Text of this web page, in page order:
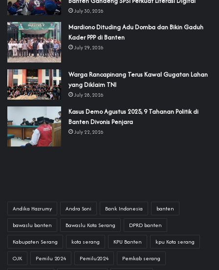
July 30, 2026
‎Mardiono Dituding Adu Domba dan Bikin Gaduh
Kader PPP di Banten
July 29, 2026
‎Warga Rancapinang Terus Kawal Gugatan Lahan
yang Diklaim TNI‎‎
July 28, 2026
‎Kasus Demo Agustus 2025, 9 Tahanan Politik di
Banten Divonis Penjara
July 22, 2026
Andika Hazrumy Andra Soni Bank Indonesia banten
bawaslu banten Bawaslu Kota Serang DPRD banten
Kabupaten Serang kota serang KPU Banten kpu Kota serang
OJK Pemilu 2024 Pemilu2024 Pemkab serang